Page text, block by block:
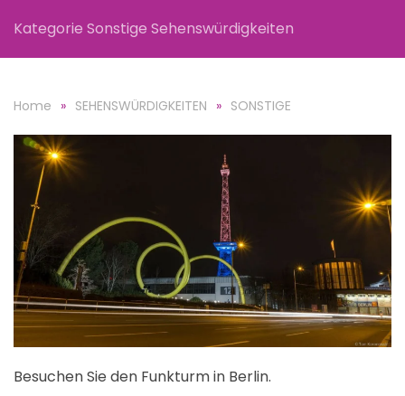
Kategorie Sonstige Sehenswürdigkeiten
Home SEHENSWÜRDIGKEITEN SONSTIGE
Besuchen Sie den Funkturm in Berlin.